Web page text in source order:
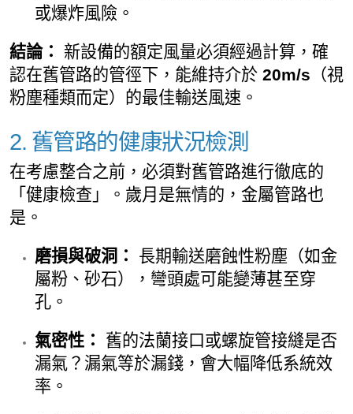
或爆炸風險。
結論：
新設備的額定風量必須經過計算，確
認在舊管路的管徑下，能維持介於 20m/s （視
粉塵種類而定）的最佳輸送風速。
2. 舊管路的健康狀況檢測
在考慮整合之前，必須對舊管路進行徹底的
「健康檢查」。歲月是無情的，金屬管路也
是。
磨損與破洞：
長期輸送磨蝕性粉塵（如金
屬粉、砂石），彎頭處可能變薄甚至穿
孔。
氣密性：
舊的法蘭接口或螺旋管接縫是否
漏氣？漏氣等於漏錢，會大幅降低系統效
率。